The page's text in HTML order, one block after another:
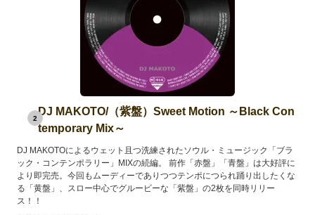
2
DJ MAKOTO/（紫盤）Sweet Motion ～Black Con
temporary Mix～
DJ MAKOTOによるウェット且つ洗練されたソウル・ミュージック「ブラ
ック・コンテンポラリー」MIXの続編。 前作「赤盤」「青盤」は大好評に
より即完売。今回もムーディーでありつつテンポにつられ踊り出したくな
る「黄盤」、スロー中心でグルービーな「紫盤」の2枚を同時リリー
ス！！